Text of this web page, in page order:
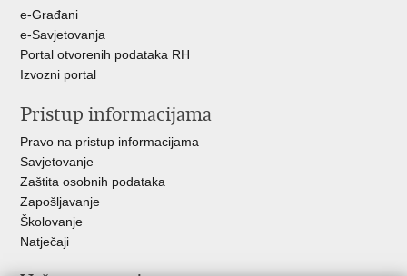
e-Građani
e-Savjetovanja
Portal otvorenih podataka RH
Izvozni portal
Pristup informacijama
Pravo na pristup informacijama
Savjetovanje
Zaštita osobnih podataka
Zapošljavanje
Školovanje
Natječaji